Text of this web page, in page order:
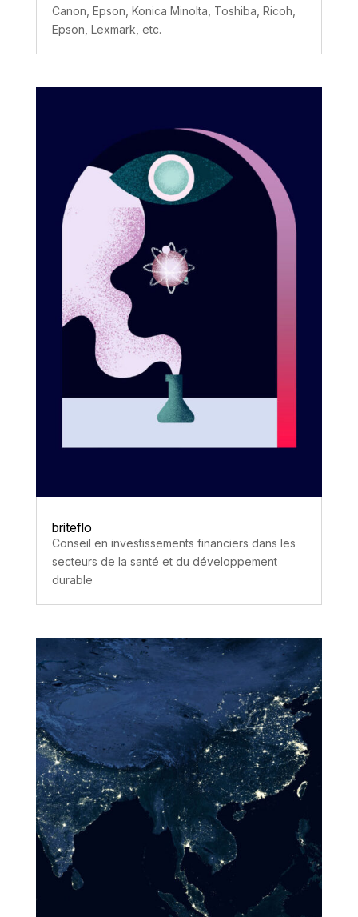
Canon, Epson, Konica Minolta, Toshiba, Ricoh,
Epson, Lexmark, etc.
briteflo
Conseil en investissements financiers dans les
secteurs de la santé et du développement
durable